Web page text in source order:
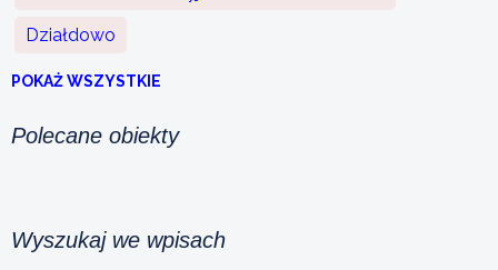
Działdowo
POKAŻ WSZYSTKIE
Polecane obiekty
Wyszukaj we wpisach